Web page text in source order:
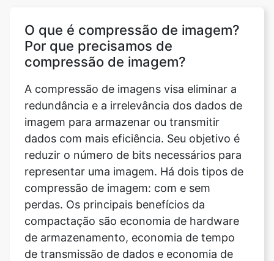
A compressão de imagens visa eliminar a
redundância e a irrelevância dos dados de
imagem para armazenar ou transmitir
dados com mais eficiência. Seu objetivo é
reduzir o número de bits necessários para
representar uma imagem. Há dois tipos de
compressão de imagem: com e sem
perdas. Os principais benefícios da
compactação são economia de hardware
de armazenamento, economia de tempo
de transmissão de dados e economia de
largura de banda de comunicação. Isso
pode economizar muito dinheiro. Os
arquivos compactados exigem muito